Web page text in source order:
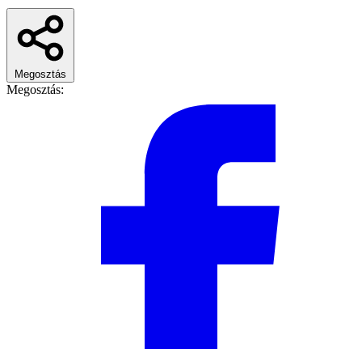
Megosztás
Megosztás: